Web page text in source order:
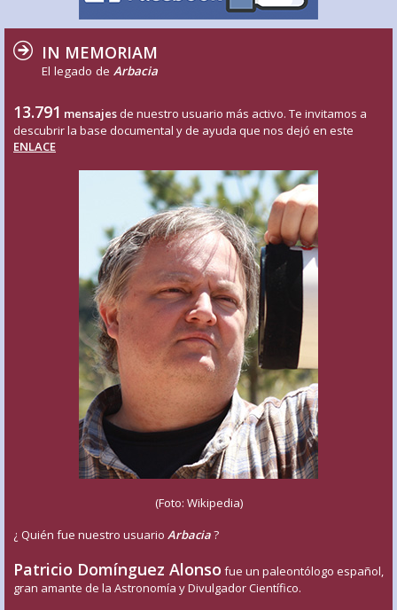
IN MEMORIAM
El legado de Arbacia
13.791 mensajes de nuestro usuario más activo. Te invitamos a
descubrir la base documental y de ayuda que nos dejó en este
ENLACE
(Foto: Wikipedia)
¿ Quién fue nuestro usuario Arbacia?
Patricio Domínguez Alonso fue un paleontólogo español,
gran amante de la Astronomía y Divulgador Científico.